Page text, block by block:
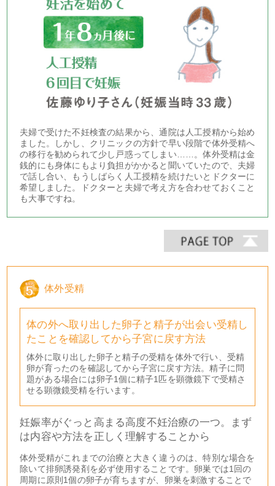
夫婦で受けた不妊検査の結果から、通院は人工授精から始め
ました。しかし、クリニックの方針で早い段階で体外受精へ
の移行を勧められて少し戸惑ってしまい……。体外受精は金
銭的にも身体にもより負担がかかると聞いていたので、夫婦
で話し合い、もうしばらく人工授精を続けたいとドクターに
希望しました。ドクターと夫婦で考え方を合わせておくこと
も大事ですね。
体外受精
体の外へ取り出した卵子と精子が出会い受精し
たことを確認してから子宮に戻す方法
体外に取り出した卵子と精子の受精を体外で行い、受精
卵が育ったのを確認してから子宮に戻す方法。精子に問
題がある場合には卵子1個に精子1匹を顕微鏡下で受精さ
せる顕微鏡受精を行います。
妊娠率がぐっと高まる高度不妊治療の一つ。まず
は内容や方法を正しく理解することから
体外受精がこれまでの治療と大きく違うのは、特別な場合を
除いて排卵誘発剤を必ず使用することです。卵巣では1回の
周期に原則1個の卵子が育ちますが、卵巣を刺激することで